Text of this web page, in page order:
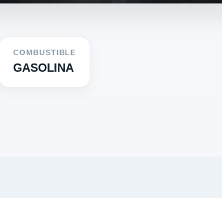
COMBUSTIBLE
GASOLINA